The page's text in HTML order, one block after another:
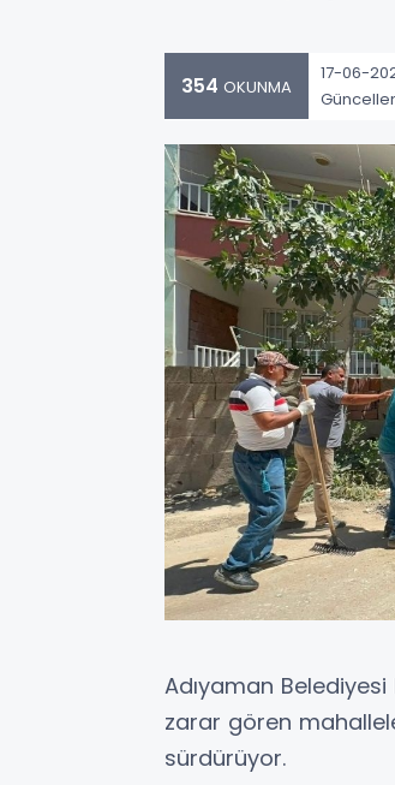
354 OKUNMA
17-06-
Adıyaman
zarar gören
sürdürüyor.